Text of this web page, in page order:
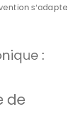
s’adapte
:
de